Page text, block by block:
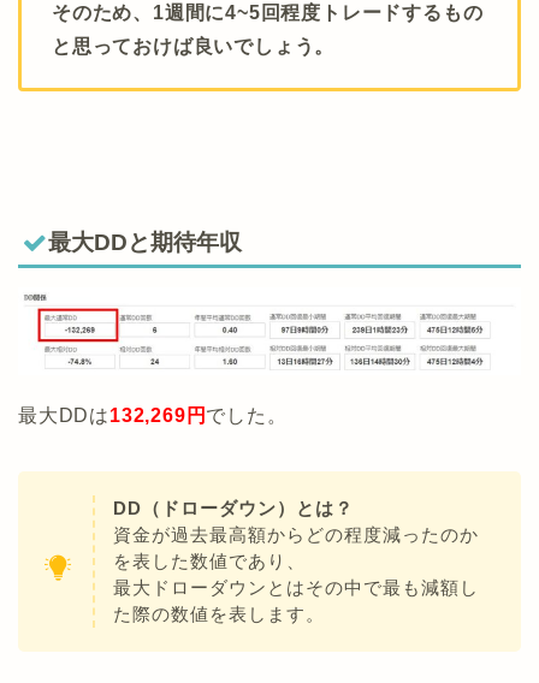
そのため、1週間に4~5回程度トレードするもの
と思っておけば良いでしょう。
最大DDと期待年収
最大DDは132,269円 でした。
DD（ドローダウン）とは？
資金が過去最高額からどの程度減ったのか
を表した数値であり、
最大ドローダウンとはその中で最も減額し
た際の数値を表します。